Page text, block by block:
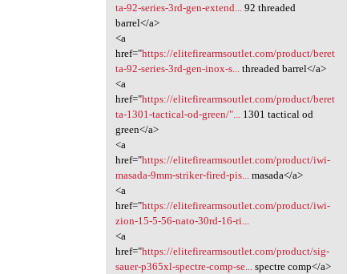
ta-92-series-3rd-gen-extend...
92 threaded
barrel</a>
<a
href="https://elitefirearmsoutlet.com/product/beret
ta-92-series-3rd-gen-inox-s...
threaded barrel</a>
<a
href="https://elitefirearmsoutlet.com/product/beret
ta-1301-tactical-od-green/"...
1301 tactical od
green</a>
<a
href="https://elitefirearmsoutlet.com/product/iwi-
masada-9mm-striker-fired-pis...
masada</a>
<a
href="https://elitefirearmsoutlet.com/product/iwi-
zion-15-5-56-nato-30rd-16-ri...
<a
href="https://elitefirearmsoutlet.com/product/sig-
sauer-p365xl-spectre-comp-se...
spectre comp</a>